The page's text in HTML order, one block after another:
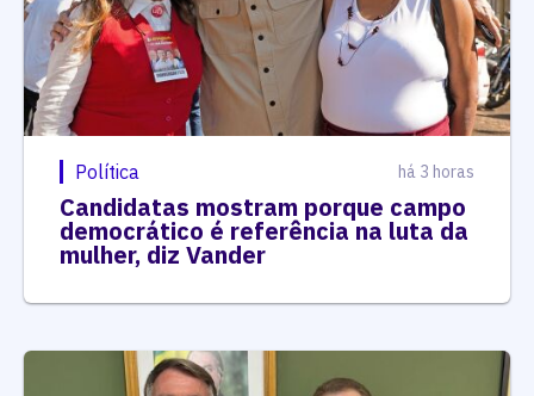
Política há 3 horas
Candidatas mostram porque campo
democrático é referência na luta da
mulher, diz Vander